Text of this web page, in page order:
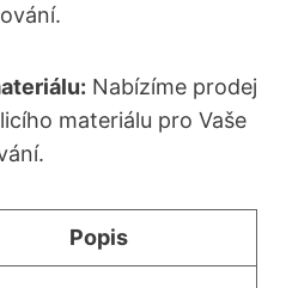
Nabízíme prodej
materiálu pro Vaše
Popis